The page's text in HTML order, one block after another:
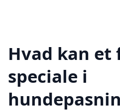
Hvad kan et
speciale i